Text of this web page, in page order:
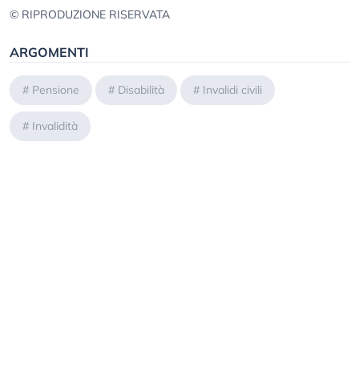
© RIPRODUZIONE RISERVATA
ARGOMENTI
# Pensione # Disabilità # Invalidi civili
# Invalidità